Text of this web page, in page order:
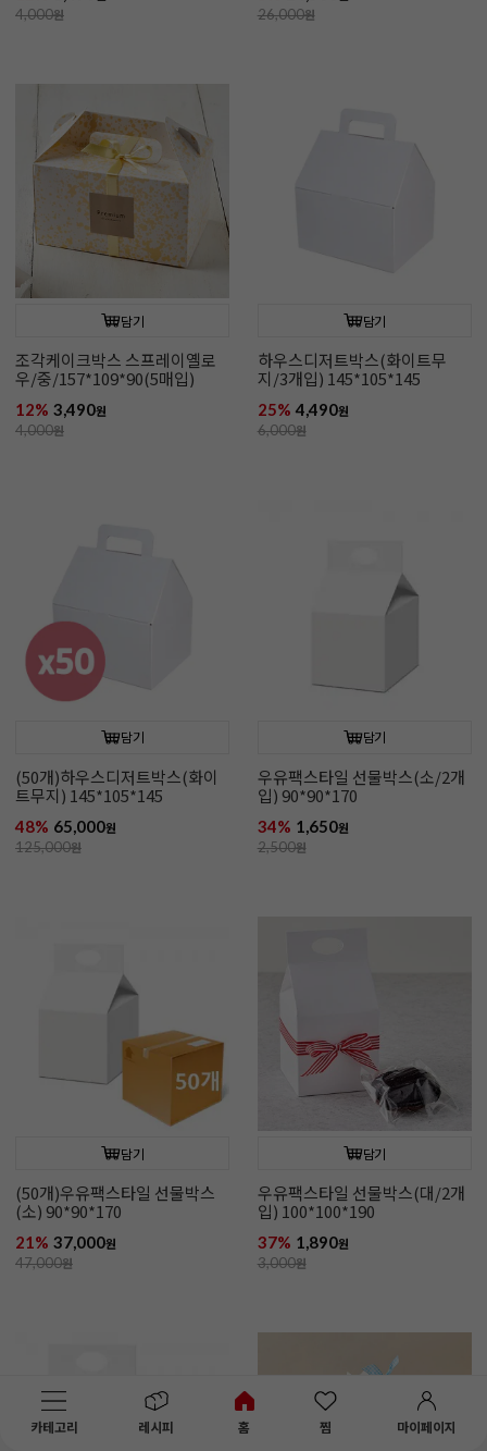
카테고리 레시피 홈 찜 마이페이지
4,000원
26,000원
담기
조각케이크박스 스프레이옐로
우/중/157*109*90(5매입)
12% 3,490원
4,000원
담기
하우스디저트박스(화이트무
지/3개입) 145*105*145
25% 4,490원
6,000원
담기
(50개)하우스디저트박스(화이
트무지) 145*105*145
48% 65,000원
125,000원
담기
우유팩스타일 선물박스(소/2개
입) 90*90*170
34% 1,650원
2,500원
담기
(50개)우유팩스타일 선물박스
(소) 90*90*170
21% 37,000원
47,000원
담기
우유팩스타일 선물박스(대/2개
입) 100*100*190
37% 1,890원
3,000원